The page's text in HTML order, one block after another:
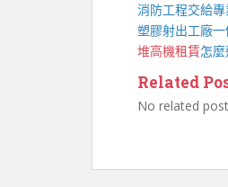
消防工程交給
塑膠射出工廠
堆高機租賃怎
Related
No related